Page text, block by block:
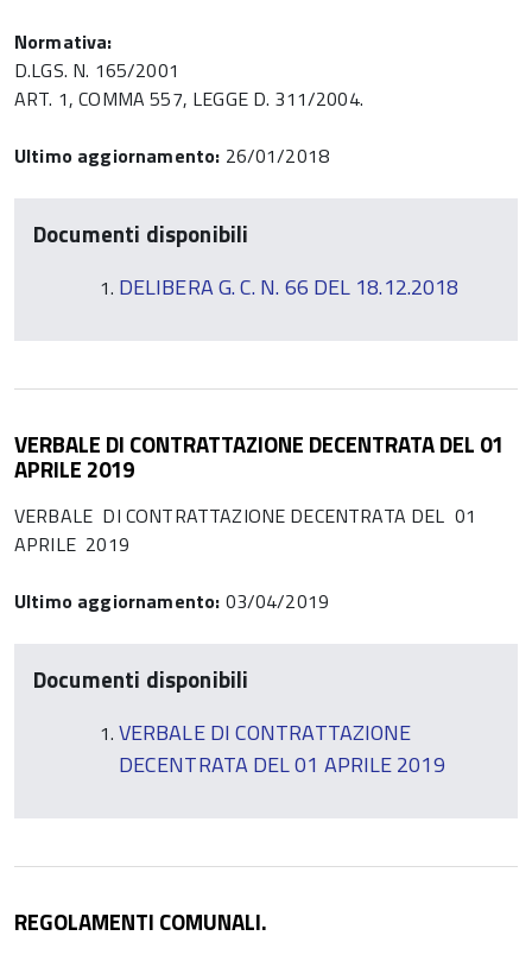
Normativa:
D.LGS. N. 165/2001
ART. 1, COMMA 557, LEGGE D. 311/2004.
Ultimo aggiornamento: 26/01/2018
Documenti disponibili
DELIBERA G. C. N. 66 DEL 18.12.2018
VERBALE DI CONTRATTAZIONE DECENTRATA DEL 01
APRILE 2019
VERBALE DI CONTRATTAZIONE DECENTRATA DEL 01
APRILE 2019
Ultimo aggiornamento: 03/04/2019
Documenti disponibili
VERBALE DI CONTRATTAZIONE
DECENTRATA DEL 01 APRILE 2019
REGOLAMENTI COMUNALI.